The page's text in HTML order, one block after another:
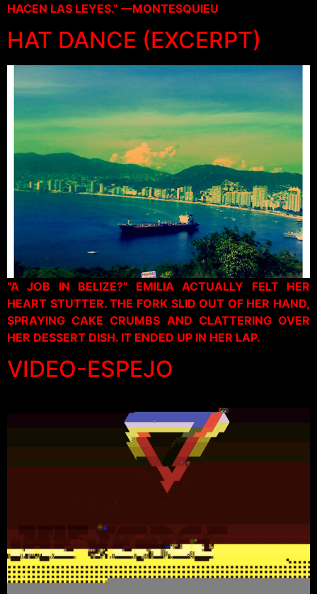
HACEN LAS LEYES.” —MONTESQUIEU
HAT DANCE (EXCERPT)
“A JOB IN BELIZE?” EMILIA ACTUALLY FELT HER
HEART STUTTER. THE FORK SLID OUT OF HER HAND,
SPRAYING CAKE CRUMBS AND CLATTERING OVER
HER DESSERT DISH. IT ENDED UP IN HER LAP.
VIDEO-ESPEJO